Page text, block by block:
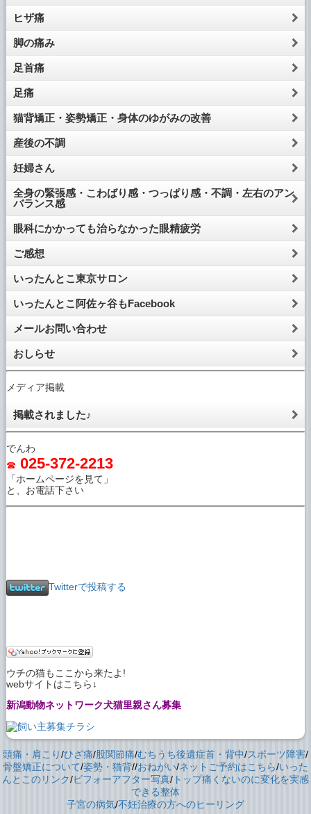
ヒザ痛
脚の痛み
足首痛
足痛
猫背矯正・姿勢矯正・身体のゆがみの改善
産後の不調
妊婦さん
全身の緊張感・こわばり感・つっぱり感・不調・左右のアン
バランス感
眼科にかかっても治らなかった眼精疲労
ご感想
いったんとこ東京サロン
いったんとこ阿佐ヶ谷もFacebook
メールお問い合わせ
おしらせ
メディア掲載
掲載されました♪
でんわ
☎ 025-372-2213
「ホームページを見て」
と、お電話下さい
Twitterで投稿する
ウチの猫もここから来たよ!
webサイトはこちら↓
新潟動物ネットワーク犬猫里親さん募集
頭痛・肩こり/ひざ痛/股関節痛/むちうち後遺症首・背中/スポーツ障害/
骨盤矯正について/姿勢・猫背//おねがい/ネットご予約はこちら/いった
んとこのリンク/ビフォーアフター写真/ トップ痛くないのに変化を実感
できる整体
子宮の病気/不妊治療の方へのヒーリング